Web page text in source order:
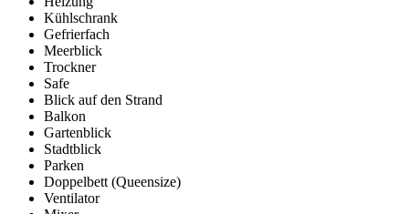
Kühlschrank
Gefrierfach
Meerblick
Trockner
Safe
Blick auf den Strand
Balkon
Gartenblick
Stadtblick
Parken
Doppelbett (Queensize)
Ventilator